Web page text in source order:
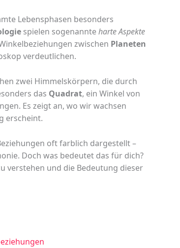
Lebensphasen besonders
spielen sogenannteharte Aspekte
zwischen Planeten
verdeutlichen.
zwei Himmelskörpern, die durch
das Quadrat, ein Winkel von
Es zeigt an, wo wir wachsen
erscheint.
oft farblich dargestellt –
Doch was bedeutet das für dich?
verstehen und die Bedeutung dieser